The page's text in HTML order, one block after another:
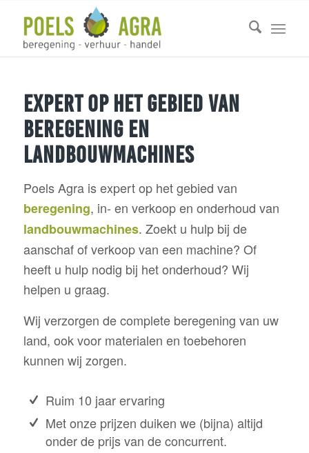
Expert op het gebied van
beregening en
landbouwmachines
Poels Agra is expert op het gebied van
beregening, in- en verkoop en onderhoud van
landbouwmachines. Zoekt u hulp bij de
aanschaf of verkoop van een machine? Of
heeft u hulp nodig bij het onderhoud? Wij
helpen u graag.
Wij verzorgen de complete beregening van uw
land, ook voor materialen en toebehoren
kunnen wij zorgen.
Ruim 10 jaar ervaring
Met onze prijzen duiken we (bijna) altijd
onder de prijs van de concurrent.